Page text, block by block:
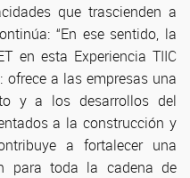
que trascienden a
“En ese sentido, la
en esta Experiencia TIIC
ofrece a las empresas una
y a los desarrollos del
a la construcción y
a fortalecer una
para toda la cadena de